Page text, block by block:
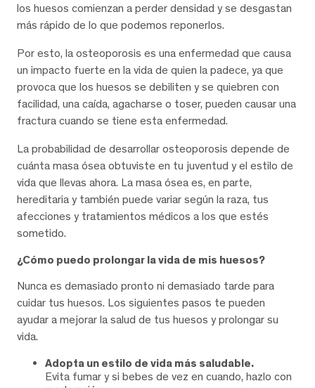
los huesos comienzan a perder densidad y se desgastan
más rápido de lo que podemos reponerlos.
Por esto, la osteoporosis es una enfermedad que causa
un impacto fuerte en la vida de quien la padece, ya que
provoca que los huesos se debiliten y se quiebren con
facilidad, una caída, agacharse o toser, pueden causar una
fractura cuando se tiene esta enfermedad.
La probabilidad de desarrollar osteoporosis depende de
cuánta masa ósea obtuviste en tu juventud y el estilo de
vida que llevas ahora. La masa ósea es, en parte,
hereditaria y también puede variar según la raza, tus
afecciones y tratamientos médicos a los que estés
sometido.
¿Cómo puedo prolongar la vida de mis huesos?
Nunca es demasiado pronto ni demasiado tarde para
cuidar tus huesos. Los siguientes pasos te pueden
ayudar a mejorar la salud de tus huesos y prolongar su
vida.
Adopta un estilo de vida más saludable.
Evita fumar y si bebes de vez en cuando, hazlo con